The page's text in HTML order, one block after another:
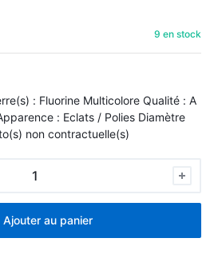
9 en stock
: Fluorine Multicolore Qualité : A
: Eclats / Polies Diamètre
: 16 – 18 cm Photo(s) non contractuelle(s)
Ajouter au panier